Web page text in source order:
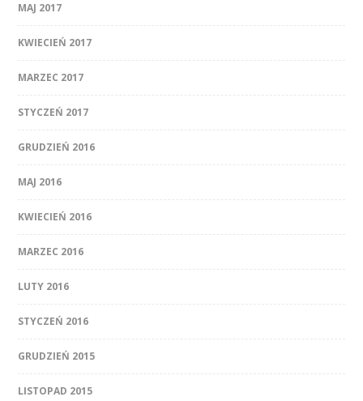
MAJ 2017
KWIECIEŃ 2017
MARZEC 2017
STYCZEŃ 2017
GRUDZIEŃ 2016
MAJ 2016
KWIECIEŃ 2016
MARZEC 2016
LUTY 2016
STYCZEŃ 2016
GRUDZIEŃ 2015
LISTOPAD 2015